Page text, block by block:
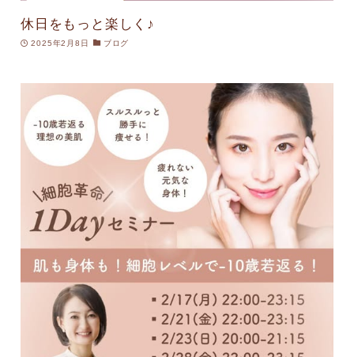
休日をもっと楽しく♪
2025年2月8日 ブログ